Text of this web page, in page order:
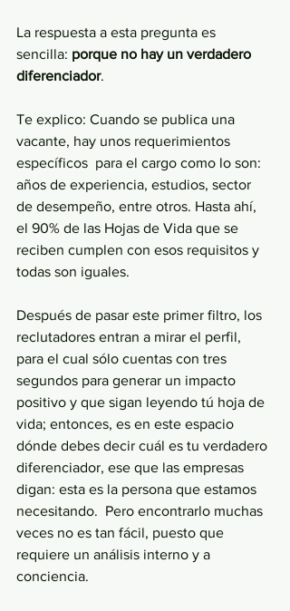
La respuesta a esta pregunta es
sencilla: porque no hay un verdadero
diferenciador.
Te explico: Cuando se publica una
vacante, hay unos requerimientos
específicos  para el cargo como lo son:
años de experiencia, estudios, sector
de desempeño, entre otros. Hasta ahí,
el 90% de las Hojas de Vida que se
reciben cumplen con esos requisitos y
todas son iguales.
Después de pasar este primer filtro, los
reclutadores entran a mirar el perfil,
para el cual sólo cuentas con tres
segundos para generar un impacto
positivo y que sigan leyendo tú hoja de
vida; entonces, es en este espacio
dónde debes decir cuál es tu verdadero
diferenciador, ese que las empresas
digan: esta es la persona que estamos
necesitando.  Pero encontrarlo muchas
veces no es tan fácil, puesto que
requiere un análisis interno y a
conciencia.